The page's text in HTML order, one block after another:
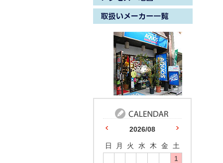
2026/08
日 月 火 水 木 金
土
1